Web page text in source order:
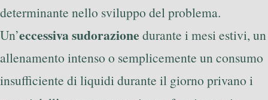
determinante nello sviluppo del problema.
Un’eccessiva sudorazione durante i mesi estivi, un
allenamento intenso o semplicemente un consumo
insufficiente di liquidi durante il giorno privano i